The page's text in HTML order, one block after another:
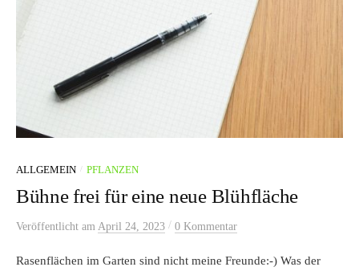
ALLGEMEIN / PFLANZEN
Bühne frei für eine neue Blühfläche
Veröffentlicht am April 24, 2023 / 0 Kommentar
Rasenflächen im Garten sind nicht meine Freunde:-) Was der